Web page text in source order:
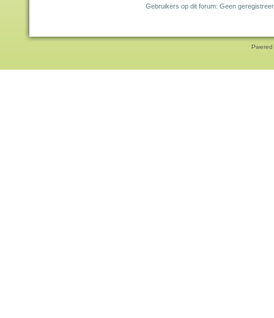
Gebruikers op dit forum: Geen